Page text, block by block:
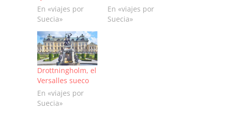
En «viajes por
Suecia»
En «viajes por
Suecia»
Drottningholm, el
Versalles sueco
En «viajes por
Suecia»